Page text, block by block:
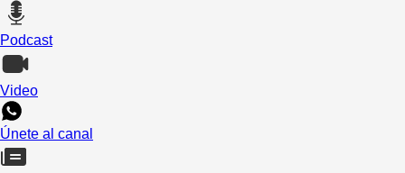
Podcast
Video
Únete al canal